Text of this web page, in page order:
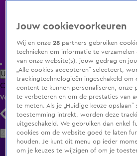
Uitzending Gemist Populaire programma's
ClipsFilmsRadioSmart TV inlogShop
Volg KIJK
Zoeken
Jouw cookievoorkeuren
Wij en onze28 partners gebruiken
technieken om informatie te
van onze website(s), jouw gedrag en
„Alle cookies accepteren” selecteert,
trackingtechnologieën ingeschakeld om
content te kunnen personaliseren, onze
te verbeteren en om de prestaties van
te meten. Als je „Huidige keuze
toestemming intrekt, worden deze
uitgeschakeld. We gebruiken dan enkel
cookies om de website goed te laten
houden. Je kunt dit menu op ieder
om je keuzes te wijzigen of om je